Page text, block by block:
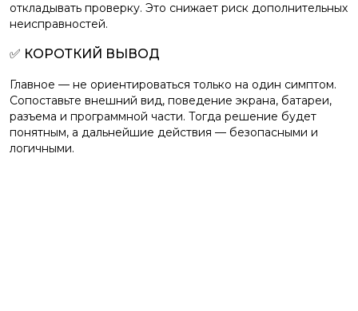
откладывать проверку. Это снижает риск дополнительных
неисправностей.
✅ КОРОТКИЙ ВЫВОД
Главное — не ориентироваться только на один симптом.
Сопоставьте внешний вид, поведение экрана, батареи,
разъема и программной части. Тогда решение будет
понятным, а дальнейшие действия — безопасными и
логичными.